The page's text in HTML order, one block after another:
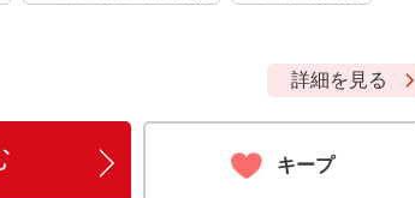
詳細を見る
キープ